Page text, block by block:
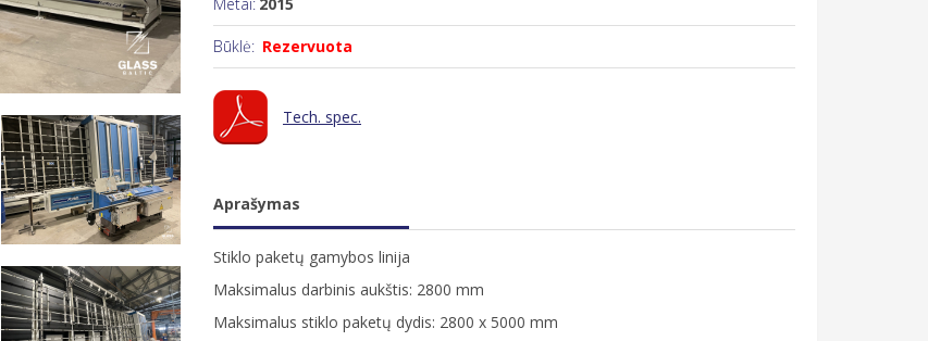
Būklė: Rezervuota
Tech. spec.
Aprašymas
Stiklo paketų gamybos linija
Maksimalus darbinis aukštis: 2800 mm
Maksimalus stiklo paketų dydis: 2800 x 5000 mm